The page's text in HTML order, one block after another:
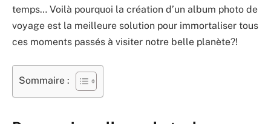
temps… Voilà pourquoi la création d’un album photo de
voyage est la meilleure solution pour immortaliser tous
ces moments passés à visiter notre belle planète?!
Sommaire :